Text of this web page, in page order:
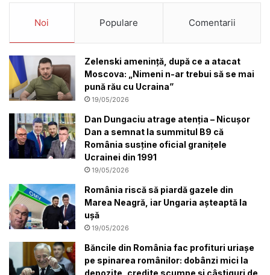
Noi Populare Comentarii
Zelenski amenință, după ce a atacat
Moscova: „Nimeni n-ar trebui să se mai
pună rău cu Ucraina”
19/05/2026
Dan Dungaciu atrage atenția – Nicușor
Dan a semnat la summitul B9 că
România susține oficial granițele
Ucrainei din 1991
19/05/2026
România riscă să piardă gazele din
Marea Neagră, iar Ungaria așteaptă la
ușă
19/05/2026
Băncile din România fac profituri uriașe
pe spinarea românilor: dobânzi mici la
depozite, credite scumpe și câștiguri de